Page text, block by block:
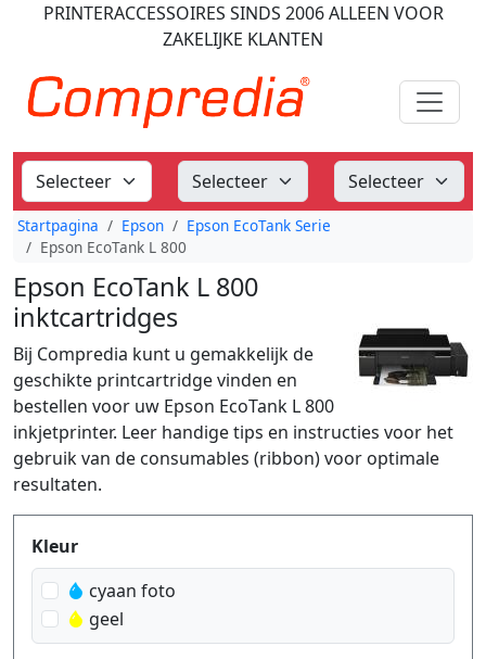
PRINTERACCESSOIRES SINDS 2006ALLEEN VOOR
ZAKELIJKE KLANTEN
Startpagina Epson
Epson EcoTank Serie
Epson EcoTank L 800
Epson EcoTank L 800
inktcartridges
Bij Compredia kunt u gemakkelijk de
geschikte printcartridge vinden en
bestellen voor uw Epson EcoTank L 800
inkjetprinter. Leer handige tips en instructies voor het
gebruik van de consumables (ribbon) voor optimale
resultaten.
Produktfilter
Kleur
cyaan foto
geel